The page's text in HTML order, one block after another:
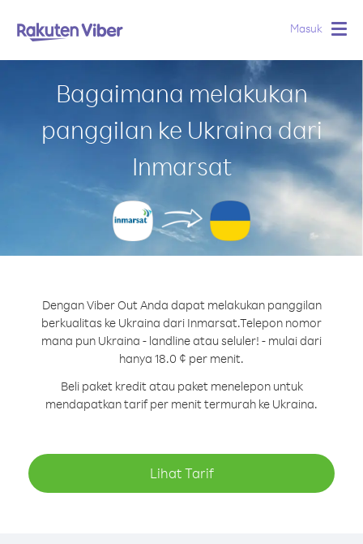
Masuk
Bagaimana melakukan
panggilan ke Ukraina dari
Inmarsat
Dengan Viber Out Anda dapat melakukan panggilan
berkualitas ke Ukraina dari Inmarsat.Telepon nomor
mana pun Ukraina - landline atau seluler! - mulai dari
hanya 18.0 ¢ per menit.
Beli paket kredit atau paket menelepon untuk
mendapatkan tarif per menit termurah ke Ukraina.
Lihat Tarif